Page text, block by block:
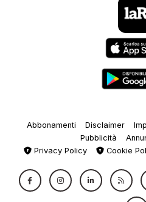
Abbonamenti Disclaimer
Pubblicità
Privacy Policy
Cookie